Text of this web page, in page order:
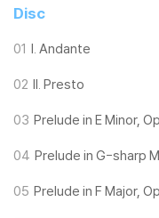
Disc
01 I. Andante
02 II. Presto
03 Prelude in E Minor,
04 Prelude in G-sharp
05 Prelude in F Major,